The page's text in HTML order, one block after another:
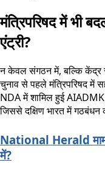
मंत्रिपरिषद में भी
एंट्री?
न केवल संगठन में, बल्कि केंद्र
चुनाव से पहले मंत्रिपरिषद में
NDA में शामिल हुई
जिससे दक्षिण भारत में
National Herald
में?